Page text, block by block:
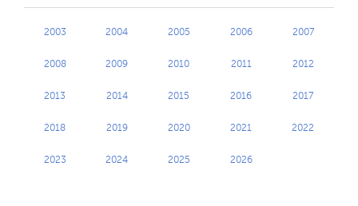
2003 2004 2005 2006 2007
2008 2009 2010 2011 2012
2013 2014 2015 2016 2017
2018 2019 2020 2021 2022
2023 2024 2025 2026